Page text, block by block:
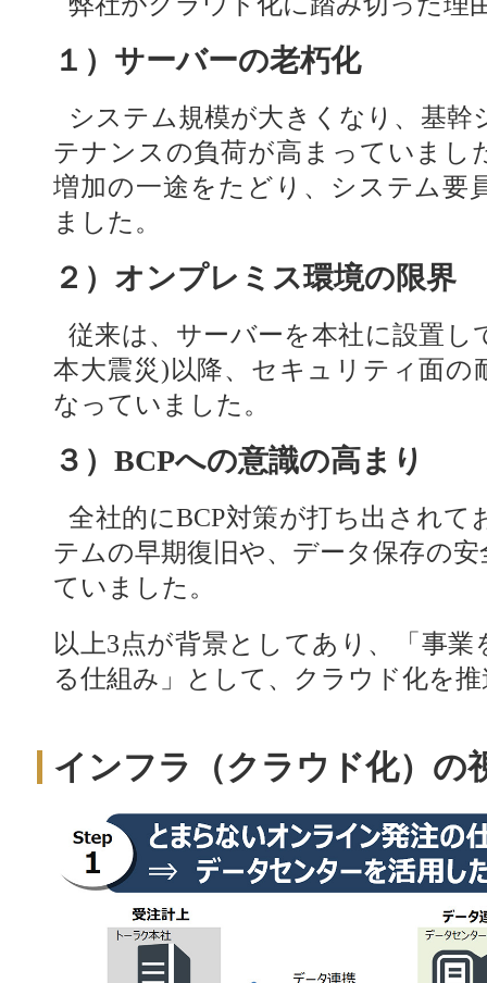
１）サーバーの老朽化
システム規模が大きくなり、基
テナンスの負荷が高まっていまし
増加の一途をたどり、システム要
ました。
２）オンプレミス環境の限界
従来は、サーバーを本社に設置し
本大震災)以降、セキュリティ面の
なっていました。
３）BCPへの意識の高まり
全社的にBCP対策が打ち出され
テムの早期復旧や、データ保存の
ていました。
以上3点が背景としてあり、「事
る仕組み」として、クラウド化を
インフラ（クラウド化）の